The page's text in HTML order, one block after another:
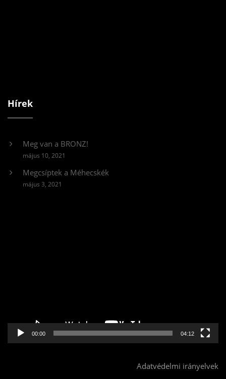
Hírek
Meg van a BRONZ!
május 10, 2021
Megcsíptek a Méhecskék
május 3, 2021
00:00 04:12
Adatvédelmi irányelvek